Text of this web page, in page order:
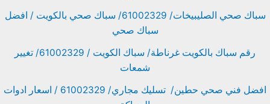
سباك صحي الصليبيخات/ 61002329/ سباك صحي بالكويت / افضل
سباك صحي
رقم سباك بالكويت غرناطة/ سباك الكويت / 61002329/ تغيير
شمعات
افضل فني صحي حطين/ تسليك مجاري/ 61002329 / اسعار ادوات